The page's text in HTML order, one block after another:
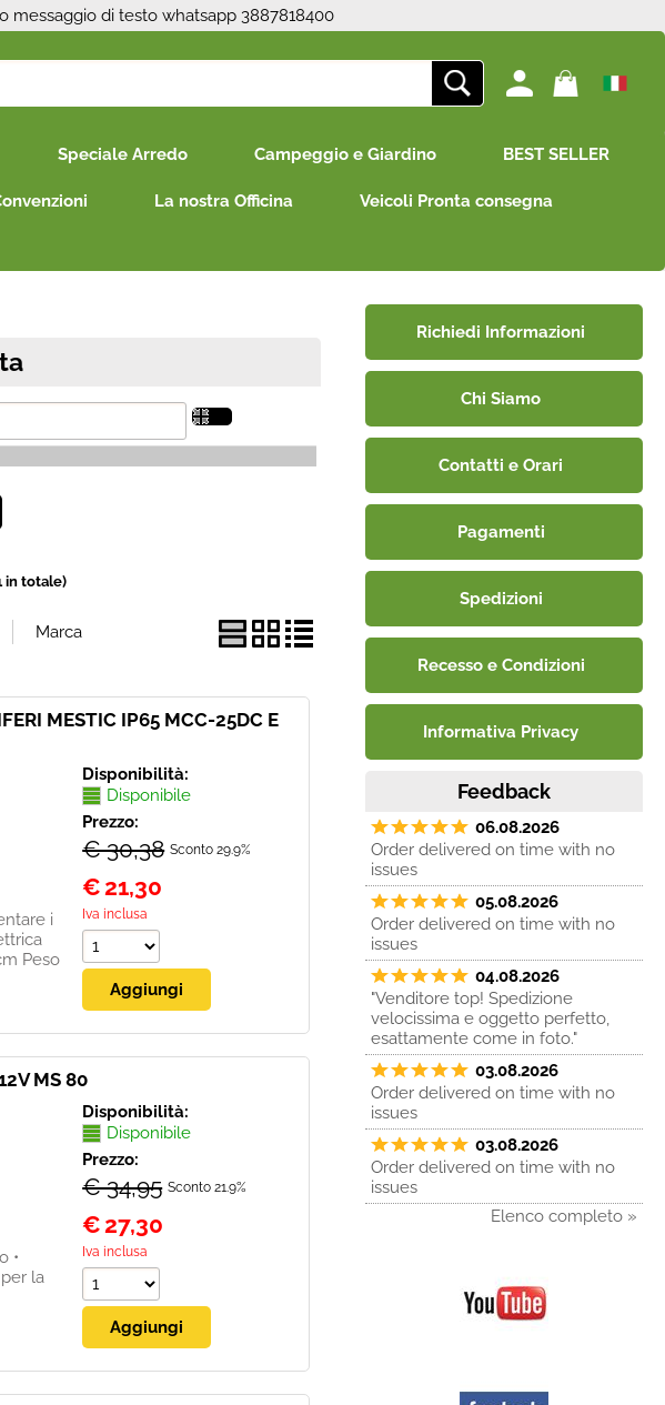
o messaggio di testo whatsapp 3887818400
Per completare l'ordine inserisci
poi clicca sul pulsante "Accedi"
Hai perso la password?
Se non sei ancora registrato sul
"Registrati"
Speciale Arredo Campeggio e Giardino BEST SELLER
La nostra Officina Veicoli Pronta consegna
in totale)
MESTIC IP65 MCC-25DC E
i
Peso
Disponibilità:
Disponibile
Prezzo:
€ 30,38 Sconto 29.9%
€21,30
Iva inclusa
MS 80
•
la
Disponibilità:
Disponibile
Prezzo:
€ 34,95 Sconto 21.9%
€27,30
Iva inclusa
Richiedi Informazioni
Chi Siamo
Contatti e Orari
Pagamenti
Spedizioni
Recesso e Condizioni
Informativa Privacy
Feedback
06.08.2026
Order delivered on time with no
issues
05.08.2026
Order delivered on time with no
issues
04.08.2026
"Venditore top! Spedizione
velocissima e oggetto perfetto,
esattamente come in foto."
03.08.2026
Order delivered on time with no
issues
03.08.2026
Order delivered on time with no
issues
Elenco completo »